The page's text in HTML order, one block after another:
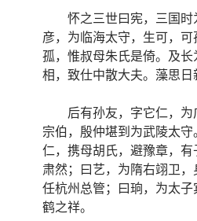
怀之三世曰宪，三国
彦，为临海太守，生可，
孤，惟叔母朱氏是倚。及
相，致仕中散大夫。藻思日
后有孙友，字它仁，
宗伯，殷仲堪到为武陵太
仁，携母胡氏，避豫章，
肃然；曰艺，为隋右翊卫，
任杭州总管；曰珦，为太
鹤之祥。